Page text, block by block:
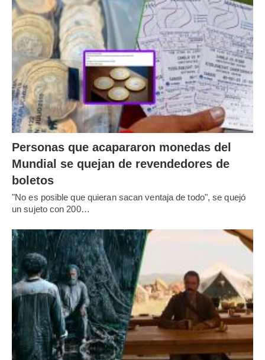
Personas que acapararon monedas del
Mundial se quejan de revendedores de
boletos
"No es posible que quieran sacan ventaja de todo", se quejó
un sujeto con 200…